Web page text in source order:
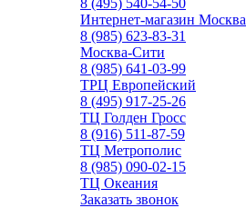
8 (495) 540-54-50
Интернет-магазин Москва
8 (985) 623-83-31
Москва-Сити
8 (985) 641-03-99
ТРЦ Европейский
8 (495) 917-25-26
ТЦ Голден Гросс
8 (916) 511-87-59
ТЦ Метрополис
8 (985) 090-02-15
ТЦ Океания
Заказать звонок